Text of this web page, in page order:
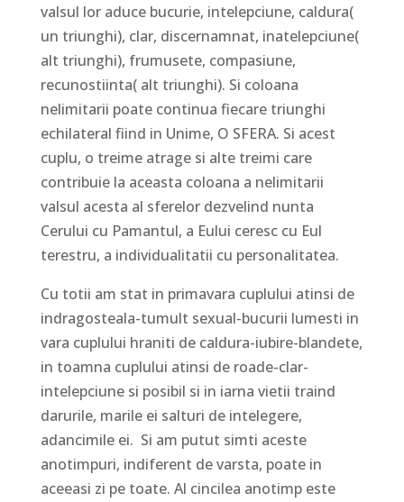
valsul lor aduce bucurie, intelepciune, caldura(
un triunghi), clar, discernamnat, inatelepciune(
alt triunghi), frumusete, compasiune,
recunostiinta( alt triunghi). Si coloana
nelimitarii poate continua fiecare triunghi
echilateral fiind in Unime, O SFERA. Si acest
cuplu, o treime atrage si alte treimi care
contribuie la aceasta coloana a nelimitarii
valsul acesta al sferelor dezvelind nunta
Cerului cu Pamantul, a Eului ceresc cu Eul
terestru, a individualitatii cu personalitatea.
Cu totii am stat in primavara cuplului atinsi de
indragosteala-tumult sexual-bucurii lumesti in
vara cuplului hraniti de caldura-iubire-blandete,
in toamna cuplului atinsi de roade-clar-
intelepciune si posibil si in iarna vietii traind
darurile, marile ei salturi de intelegere,
adancimile ei. Si am putut simti aceste
anotimpuri, indiferent de varsta, poate in
aceeasi zi pe toate. Al cincilea anotimp este